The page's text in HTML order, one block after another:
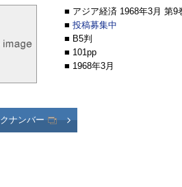
■ アジア経済 1968年3月 第9
■ 投稿募集中
■ B5判
■ 101pp
■ 1968年3月
ナンバー